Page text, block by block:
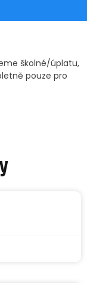
školné/úplatu,
pouze pro